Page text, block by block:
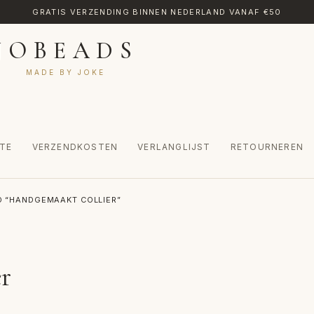
GRATIS VERZENDING BINNEN NEDERLAND VANAF €50
MADE BY JOKE
VERZENDKOSTEN VERLANGLIJST RETOURNEREN
MIJN ACCOUNT RETOURNEREN TRANSLATE VERLANGLIJST
“HANDGEMAAKT COLLIER”